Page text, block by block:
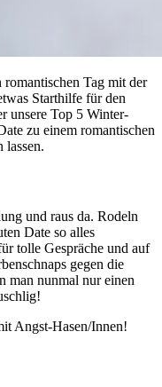
romantischen Tag mit der
Starthilfe für den
unsere Top 5 Winter-
zu einem romantischen
lassen.
und raus da. Rodeln
Date so alles
tolle Gespräche und auf
gegen die
man nunmal nur einen
Angst-Hasen/Innen!